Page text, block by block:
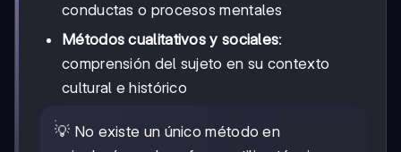
conductas o procesos mentales
Métodos cualitativos y sociales:
comprensión del sujeto en su contexto
cultural e histórico
💡 No existe un único método en